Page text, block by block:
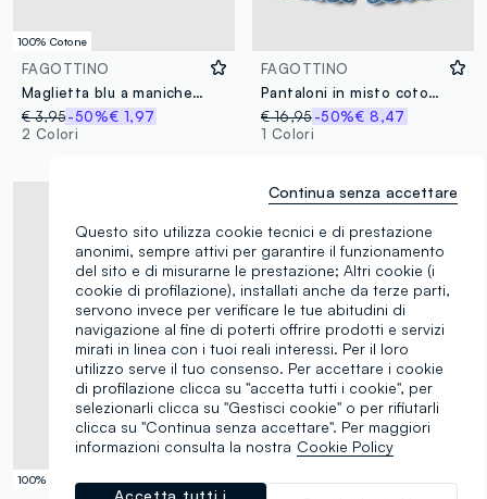
100% Cotone
FAGOTTINO
Maglietta blu a maniche lunghe in puro cotone con disegni regular fit
€ 3,95-50%€ 1,97
2 Colori
FAGOTTINO
Pantaloni in misto cotone denim blu da bimba wide leg con ricami
€ 16,95 -50%€ 8,47
1 Colori
100% Cotone
Questo sito utilizza cookie tecnici e di prestazione
anonimi, sempre attivi per garantire il funzionamento
del sito e di misurarne le prestazione; Altri cookie (i
cookie di profilazione), installati anche da terze parti,
servono invece per verificare le tue abitudini di
navigazione al fine di poterti offrire prodotti e servizi
mirati in linea con i tuoi reali interessi. Per il loro
utilizzo serve il tuo consenso. Per accettare i cookie
di profilazione clicca su "accetta tutti i cookie", per
selezionarli clicca su "Gestisci cookie" o per rifiutarli
clicca su "Continua senza accettare". Per maggiori
informazioni consulta la nostra Cookie Policy
Accetta tutti i
Continua senza accettare